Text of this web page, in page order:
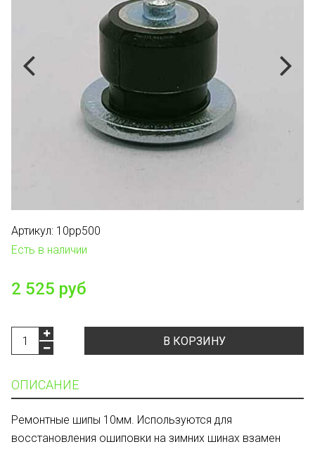
Артикул: 10рр500
Есть в наличии
2 525 руб
В КОРЗИНУ
ОПИСАНИЕ
Ремонтные шипы 10мм. Используются для
восстановления ошиповки на зимних шинах взамен